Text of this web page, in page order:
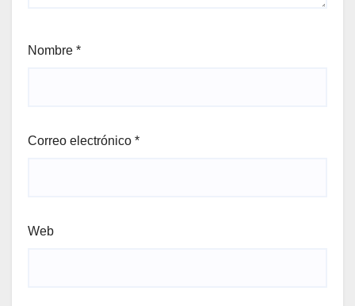
Nombre *
Correo electrónico *
Web